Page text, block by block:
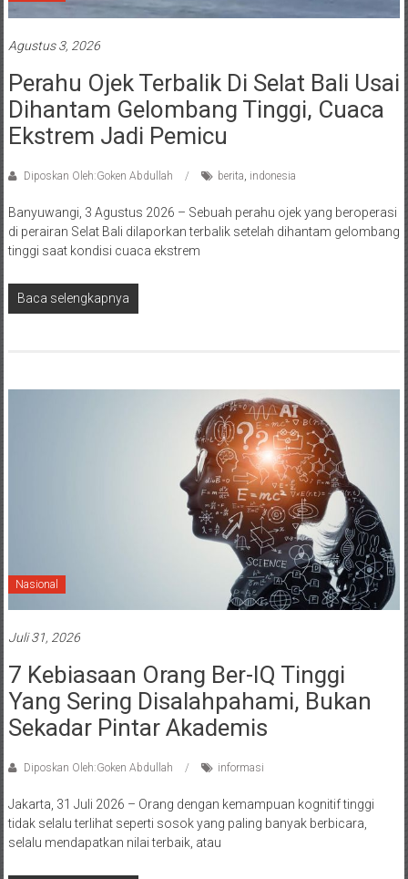
Agustus 3, 2026
Perahu Ojek Terbalik Di Selat Bali Usai
Dihantam Gelombang Tinggi, Cuaca
Ekstrem Jadi Pemicu
Diposkan Oleh:Goken Abdullah berita indonesia
Banyuwangi, 3 Agustus 2026 – Sebuah perahu ojek yang beroperasi
di perairan Selat Bali dilaporkan terbalik setelah dihantam gelombang
tinggi saat kondisi cuaca ekstrem
Baca selengkapnya
Nasional
Juli 31, 2026
7 Kebiasaan Orang Ber-IQ Tinggi
Yang Sering Disalahpahami, Bukan
Sekadar Pintar Akademis
Diposkan Oleh:Goken Abdullah informasi
Jakarta, 31 Juli 2026 – Orang dengan kemampuan kognitif tinggi
tidak selalu terlihat seperti sosok yang paling banyak berbicara,
selalu mendapatkan nilai terbaik, atau